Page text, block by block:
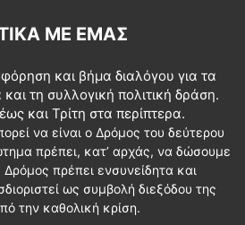
ΜΕ ΕΜΆΣ
και βήμα διαλόγου για τα
τη συλλογική πολιτική δράση.
και Τρίτη στα περίπτερα.
να είναι ο Δρόμος του δεύτερου
πρέπει, κατ’ αρχάς, να δώσουμε
πρέπει ενσυνείδητα και
ως συμβολή διεξόδου της
την καθολική κρίση.